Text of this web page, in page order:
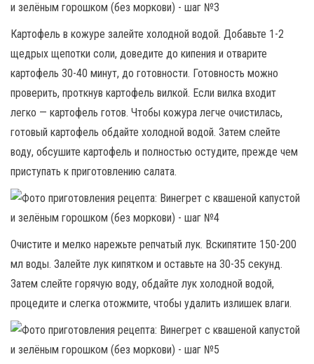
Картофель в кожуре залейте холодной водой. Добавьте 1-2
щедрых щепотки соли, доведите до кипения и отварите
картофель 30-40 минут, до готовности. Готовность можно
проверить, проткнув картофель вилкой. Если вилка входит
легко — картофель готов. Чтобы кожура легче очистилась,
готовый картофель обдайте холодной водой. Затем слейте
воду, обсушите картофель и полностью остудите, прежде чем
приступать к приготовлению салата.
Очистите и мелко нарежьте репчатый лук. Вскипятите 150-200
мл воды. Залейте лук кипятком и оставьте на 30-35 секунд.
Затем слейте горячую воду, обдайте лук холодной водой,
процедите и слегка отожмите, чтобы удалить излишек влаги.